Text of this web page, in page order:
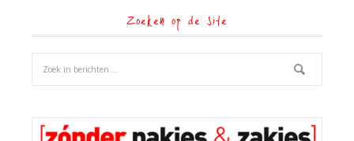
Zoeken op de site